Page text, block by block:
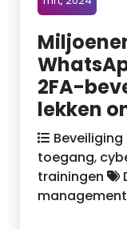
2FA-
lekken
toegang,
trainingen